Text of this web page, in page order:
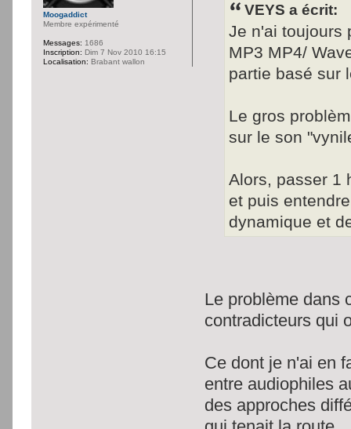
VEYS a écrit:
Je n'ai toujours
MP3 MP4/
partie basé sur
Le gros
sur le son
Alors, passer 1
et puis
dynamique et
Le problème dans
contradicteurs qui
Ce dont je n'ai en
entre audiophiles
des approches
Moogaddict
Membre expérimenté
Messages: 1686
Inscription: Dim 7 Nov 2010 16:15
Localisation: Brabant wallon